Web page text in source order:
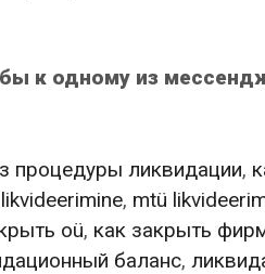
к одному из
процедуры ликвидации,
likvideerimine, mtü
oü, как закрыть
баланс,